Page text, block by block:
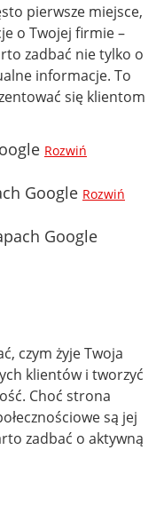
pierwsze miejsce,
o Twojej firmie –
zadbać nie tylko o
informacje. To
się klientom
Rozwiń
Google Rozwiń
Google
czym żyje Twoja
klientów i tworzyć
Choć strona
są jej
zadbać o aktywną